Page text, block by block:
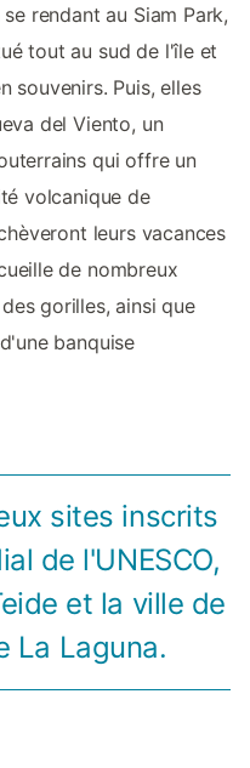
rendant au Siam Park,
tout au sud de l'île et
souvenirs. Puis, elles
del Viento, un
qui offre un
volcanique de
leurs vacances
de nombreux
gorilles, ainsi que
banquise
sites inscrits
de l'UNESCO,
et la ville de
La Laguna.